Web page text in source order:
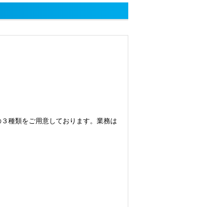
種類をご用意しております。業務は